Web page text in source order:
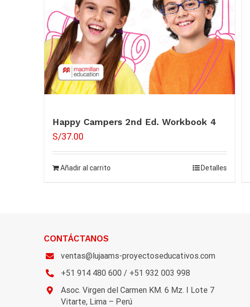
Happy Campers 2nd Ed. Workbook 4
S/37.00
Añadir al carrito Detalles
CONTÁCTANOS
ventas@lujaams-proyectoseducativos.com
+51 914 480 600 / +51 932 003 998
Asoc. Virgen del Carmen KM. 6 Mz. I Lote 7
Vitarte, Lima – Perú